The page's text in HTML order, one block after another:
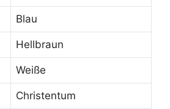
Blau
Hellbraun
Weiße
Christentum